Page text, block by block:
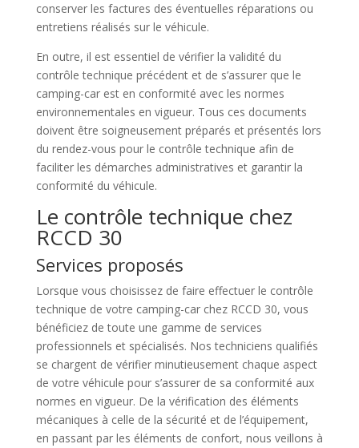
conserver les factures des éventuelles réparations ou
entretiens réalisés sur le véhicule.
En outre, il est essentiel de vérifier la validité du
contrôle technique précédent et de s’assurer que le
camping-car est en conformité avec les normes
environnementales en vigueur. Tous ces documents
doivent être soigneusement préparés et présentés lors
du rendez-vous pour le contrôle technique afin de
faciliter les démarches administratives et garantir la
conformité du véhicule.
Le contrôle technique chez
RCCD 30
Services proposés
Lorsque vous choisissez de faire effectuer le contrôle
technique de votre camping-car chez RCCD 30, vous
bénéficiez de toute une gamme de services
professionnels et spécialisés. Nos techniciens qualifiés
se chargent de vérifier minutieusement chaque aspect
de votre véhicule pour s’assurer de sa conformité aux
normes en vigueur. De la vérification des éléments
mécaniques à celle de la sécurité et de l’équipement,
en passant par les éléments de confort, nous veillons à